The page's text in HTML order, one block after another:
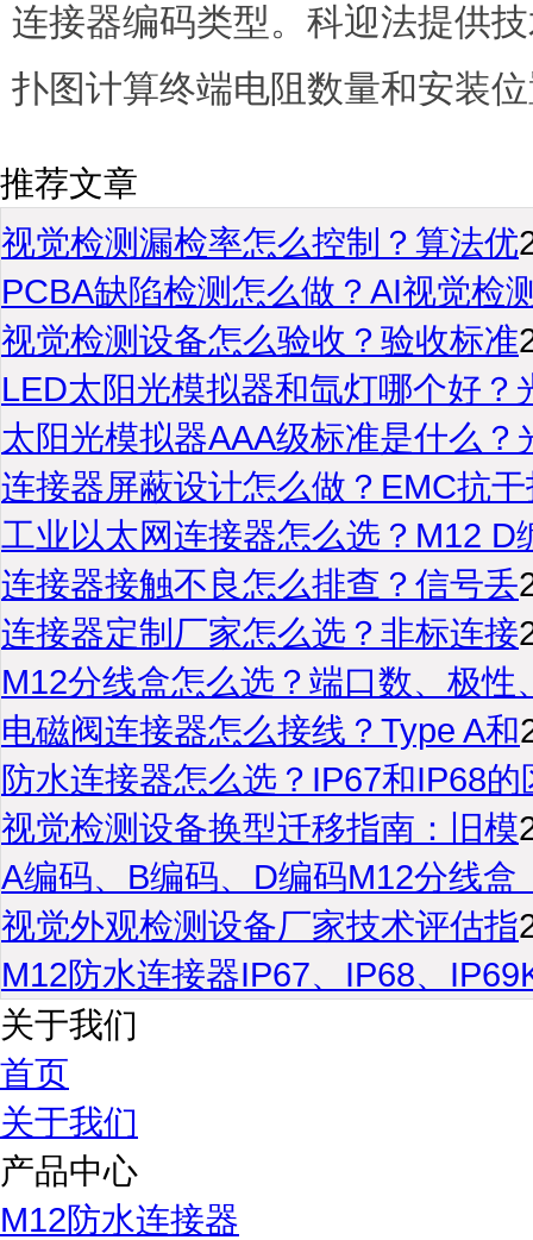
连接器编码类型。科迎法提供
扑图计算终端电阻数量和安装
推荐文章
视觉检测漏检率怎么控制？算法优
PCBA缺陷检测怎么做？AI视觉检
视觉检测设备怎么验收？验收标准
LED太阳光模拟器和氙灯哪个好？
太阳光模拟器AAA级标准是什么？
连接器屏蔽设计怎么做？EMC抗
工业以太网连接器怎么选？M12 D
连接器接触不良怎么排查？信号丢
连接器定制厂家怎么选？非标连接
M12分线盒怎么选？端口数、极性
电磁阀连接器怎么接线？Type A和
防水连接器怎么选？IP67和IP68的
视觉检测设备换型迁移指南：旧模
A编码、B编码、D编码M12分线盒
视觉外观检测设备厂家技术评估指
M12防水连接器IP67、IP68、
关于我们
首页
关于我们
产品中心
M12防水连接器